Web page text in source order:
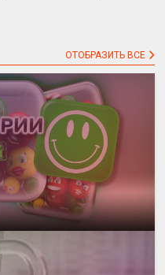
ОТОБРАЗИТЬ ВСЕ